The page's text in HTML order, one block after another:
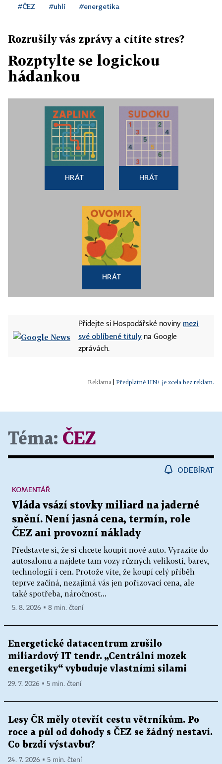
#ČEZ #uhlí #energetika
Rozrušily vás zprávy a cítíte stres?
Rozptylte se logickou
hádankou
HRÁT HRÁT
HRÁT
Přidejte si Hospodářské noviny mezi
své oblíbené tituly na Google
zprávách.
Předplatné HN+ je zcela bez reklam.
Téma: ČEZ
ODEBÍRAT
Vláda vsází stovky miliard na jaderné
snění. Není jasná cena, termín, role
ČEZ ani provozní náklady
Představte si, že si chcete koupit nové auto. Vyrazíte do
autosalonu a najdete tam vozy různých velikostí, barev,
technologií i cen. Protože víte, že koupí celý příběh
teprve začíná, nezajímá vás jen pořizovací cena, ale
také spotřeba, náročnost...
KOMENTÁŘ
5. 8. 2026 ▪ 8 min. čtení
Energetické datacentrum zrušilo
miliardový IT tendr. „Centrální mozek
energetiky“ vybuduje vlastními silami
29. 7. 2026 ▪ 5 min. čtení
Lesy ČR měly otevřít cestu větrníkům. Po
roce a půl od dohody s ČEZ se žádný nestaví.
Co brzdí výstavbu?
24. 7. 2026 ▪ 5 min. čtení